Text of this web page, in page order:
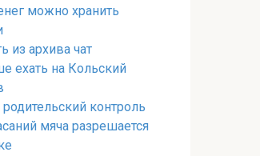
можно хранить
из архива чат
ехать на Кольский
контроль
мяча разрешается